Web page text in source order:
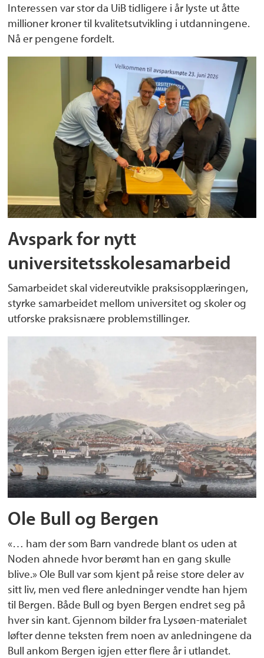
Interessen var stor da UiB tidligere i år lyste ut åtte
millioner kroner til kvalitetsutvikling i utdanningene.
Nå er pengene fordelt.
Avspark for nytt
universitetsskolesamarbeid
Samarbeidet skal videreutvikle praksisopplæringen,
styrke samarbeidet mellom universitet og skoler og
utforske praksisnære problemstillinger.
Ole Bull og Bergen
«… ham der som Barn vandrede blant os uden at
Noden ahnede hvor berømt han en gang skulle
blive.» Ole Bull var som kjent på reise store deler av
sitt liv, men ved flere anledninger vendte han hjem
til Bergen. Både Bull og byen Bergen endret seg på
hver sin kant. Gjennom bilder fra Lysøen-materialet
løfter denne teksten frem noen av anledningene da
Bull ankom Bergen igjen etter flere år i utlandet.